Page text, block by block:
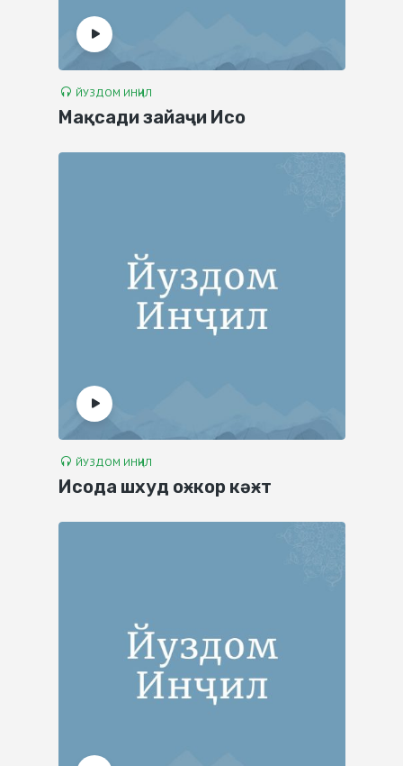
ЙУЗДОМ ИНҶИЛ
Мақсади зайаҷи Исо
ЙУЗДОМ ИНҶИЛ
Исода шхуд оӿкор кәӿт